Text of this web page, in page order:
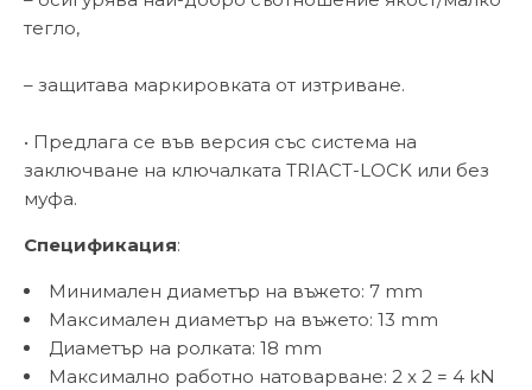
тегло,
– защитава маркировката от изтриване.
• Предлага се във версия със система на
заключване на ключалката TRIACT-LOCK или без
муфа.
Спецификация:
Минимален диаметър на въжето: 7 mm
Максимален диаметър на въжето: 13 mm
Диаметър на ролката: 18 mm
Максимално работно натоварване: 2 x 2 = 4 kN